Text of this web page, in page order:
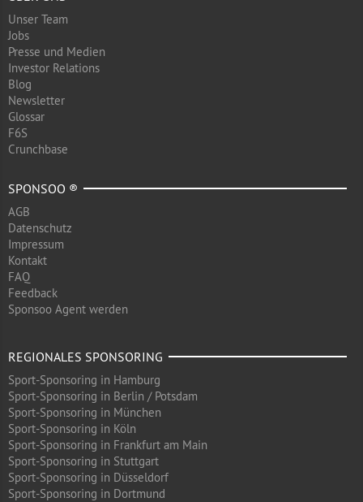
Unser Team
Jobs
Presse und Medien
Investor Relations
Blog
Newsletter
Glossar
F6S
Crunchbase
SPONSOO ®
AGB
Datenschutz
Impressum
Kontakt
FAQ
Feedback
Sponsoo Agent werden
REGIONALES SPONSORING
Sport-Sponsoring in Hamburg
Sport-Sponsoring in Berlin / Potsdam
Sport-Sponsoring in München
Sport-Sponsoring in Köln
Sport-Sponsoring in Frankfurt am Main
Sport-Sponsoring in Stuttgart
Sport-Sponsoring in Düsseldorf
Sport-Sponsoring in Dortmund